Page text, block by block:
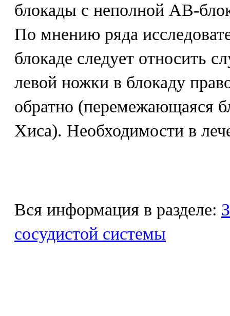
блокады с неполной АВ-
По мнению ряда
блокаде следует относить
левой ножки в блокаду
обратно (перемежающаяся
Хиса). Необходимости в
Вся информация в разделе:
сосудистой системы